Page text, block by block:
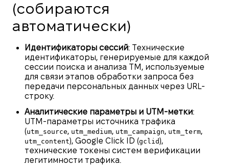
(собираются
автоматически)
Идентификаторы сессий: Технические
идентификаторы, генерируемые для каждой
сессии поиска и анализа ТМ, используемые
для связи этапов обработки запроса без
передачи персональных данных через URL-
строку.
Аналитические параметры и UTM-метки:
UTM-параметры источника трафика
(utm_source, utm_medium, utm_campaign, utm_term,
utm_content), Google Click ID (gclid),
технические токены систем верификации
легитимности трафика.